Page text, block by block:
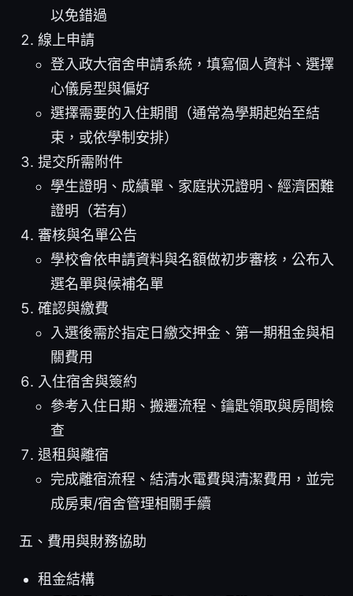
以免錯過
線上申請
登入政大宿舍申請系統，填寫個人資料、選擇
心儀房型與偏好
選擇需要的入住期間（通常為學期起始至結
束，或依學制安排）
提交所需附件
學生證明、成績單、家庭狀況證明、經濟困難
證明（若有）
審核與名單公告
學校會依申請資料與名額做初步審核，公布入
選名單與候補名單
確認與繳費
入選後需於指定日繳交押金、第一期租金與相
關費用
入住宿舍與簽約
參考入住日期、搬遷流程、鑰匙領取與房間檢
查
退租與離宿
完成離宿流程、結清水電費與清潔費用，並完
成房東/宿舍管理相關手續
五、費用與財務協助
租金結構